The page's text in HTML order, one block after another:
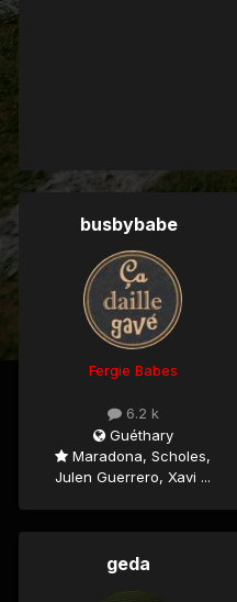
busbybabe
Fergie Babes
6.2 k
Guéthary
Maradona, Scholes,
Julen Guerrero, Xavi ...
geda